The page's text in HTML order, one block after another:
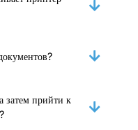
затем прийти к